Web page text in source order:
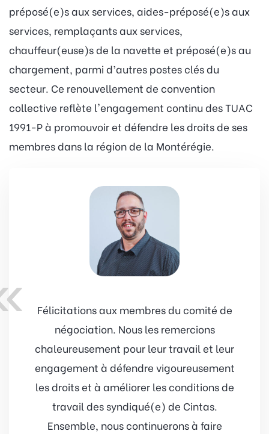
préposé(e)s aux services, aides-préposé(e)s aux
services, remplaçants aux services,
chauffeur(euse)s de la navette et préposé(e)s au
chargement, parmi d’autres postes clés du
secteur. Ce renouvellement de convention
collective reflète l'engagement continu des TUAC
1991-P à promouvoir et défendre les droits de ses
membres dans la région de la Montérégie.
Félicitations aux membres du comité de
négociation. Nous les remercions
chaleureusement pour leur travail et leur
engagement à défendre vigoureusement
les droits et à améliorer les conditions de
travail des syndiqué(e) de Cintas.
Ensemble, nous continuerons à faire